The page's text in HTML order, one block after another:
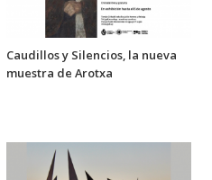
Caudillos y Silencios, la nueva
muestra de Arotxa